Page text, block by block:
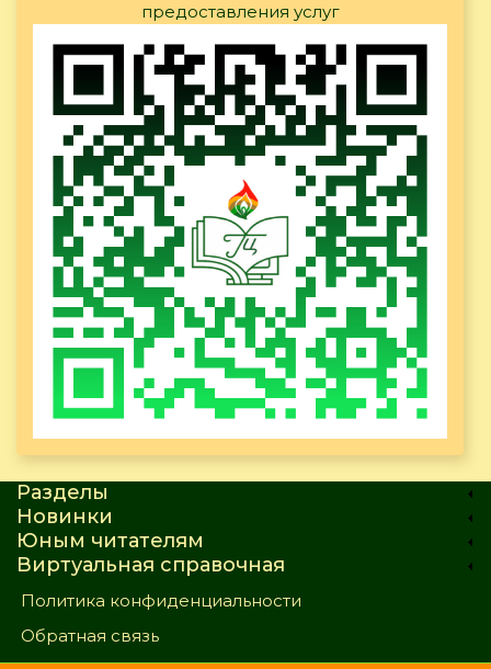
предоставления услуг
Разделы
Новинки
Юным читателям
Виртуальная справочная
Политика конфиденциальности
Обратная связь